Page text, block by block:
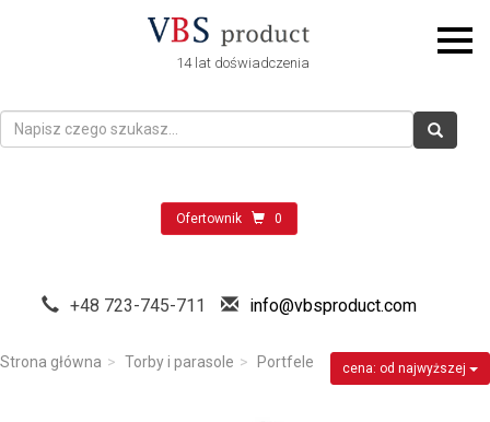
14 lat doświadczenia
Ofertownik 0
+48 723-745-711 info@vbsproduct.com
Strona główna Torby i parasole Portfele cena: od najwyższej